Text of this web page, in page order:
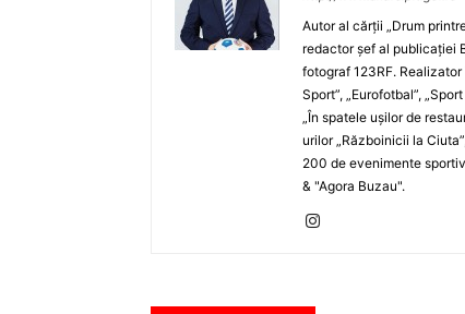
Autor al cărţii „Drum
redactor şef al publicaţiei
fotograf 123RF. Realizator
Sport”, „Eurofotbal”,
„În spatele uşilor de
urilor „Războinicii la
200 de evenimente
& "Agora Buzau".